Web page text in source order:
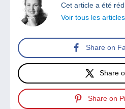
Cet article a été
Voir tous les articles
Share on
Share
Share on